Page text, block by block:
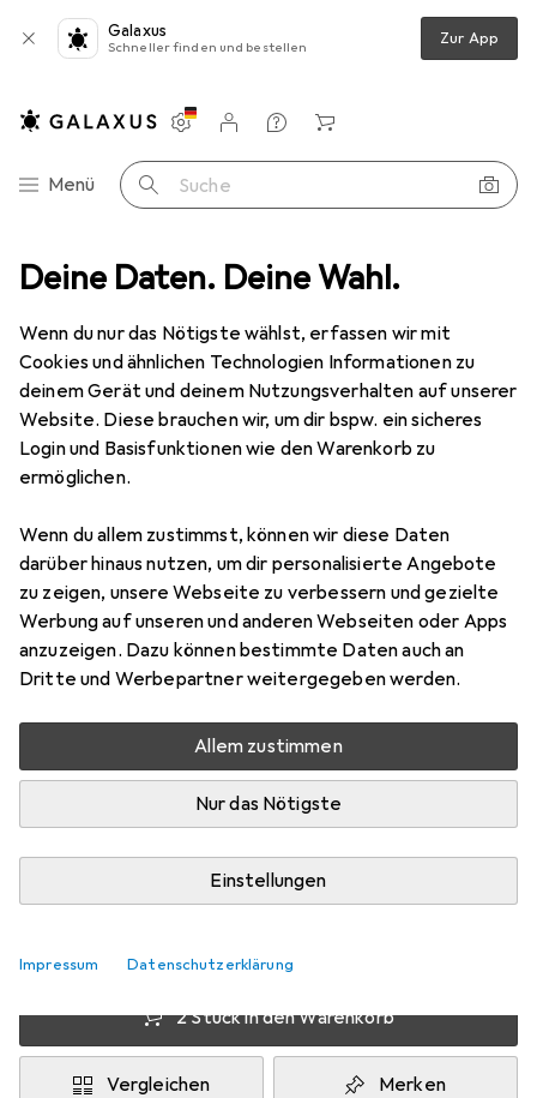
Deine Daten. Deine Wahl.
Wenn du nur das Nötigste wählst, erfassen wir mit
Cookies und ähnlichen Technologien Informationen zu
deinem Gerät und deinem Nutzungsverhalten auf unserer
Website. Diese brauchen wir, um dir bspw. ein sicheres
Login und Basisfunktionen wie den Warenkorb zu
ermöglichen.
Wenn du allem zustimmst, können wir diese Daten
darüber hinaus nutzen, um dir personalisierte Angebote
zu zeigen, unsere Webseite zu verbessern und gezielte
Werbung auf unseren und anderen Webseiten oder Apps
anzuzeigen. Dazu können bestimmte Daten auch an
Dritte und Werbepartner weitergegeben werden.
Allem zustimmen
Nur das Nötigste
Einstellungen
Impressum Datenschutzerklärung
Galaxus
Schneller finden und bestellen Zur App
Navigation nach Kategorien
Menü Suche
Einstellungen
Kundenkonto
Vergleichslisten
Merklisten
Warenkorb
Steckschlüssel + Stecknuss Gedore 2098 Vierkant-Griff 1/4"
11 Bilder
MENGENRABATT
Gedore2098 Vierkant-Griff 1/4"
Preis in EUR inkl. MwSt.
EUR
8,93
23
Bewertungen
Mehr als 10 Stück an Lager beim Lieferanten
Lieferort angeben für genaue Lieferzeit
EUR
9,39
EUR
8,93
3 Stück
EUR
8,58
EUR
8,43
2 Stück in den Warenkorb
Vergleichen Merken